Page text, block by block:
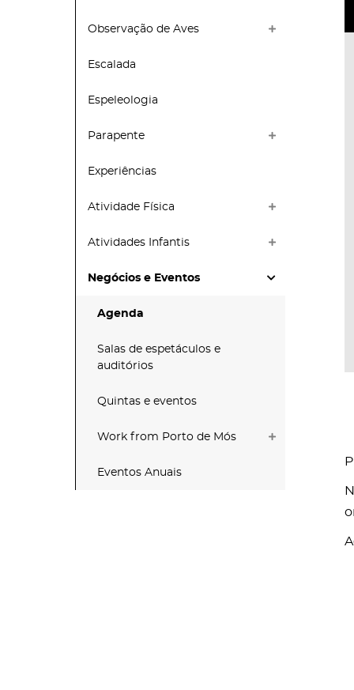
Observação de Aves
Escalada
Espeleologia
Parapente
Experiências
Atividade Física
Atividades Infantis
Negócios e Eventos
Agenda
Salas de espetáculos e
auditórios
Quintas e eventos
Work from Porto de Mós
Eventos Anuais